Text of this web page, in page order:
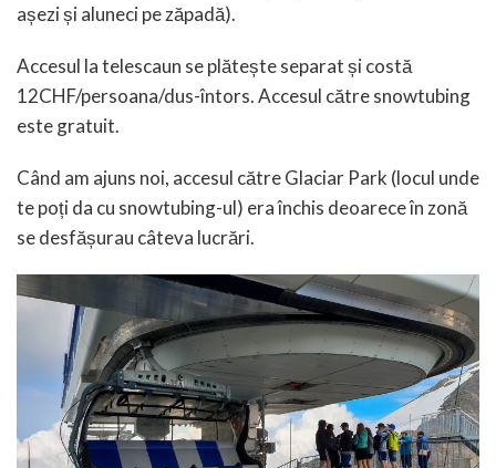
așezi și aluneci pe zăpadă).
Accesul la telescaun se plătește separat și costă
12CHF/persoana/dus-întors. Accesul către snowtubing
este gratuit.
Când am ajuns noi, accesul către Glaciar Park (locul unde
te poți da cu snowtubing-ul) era închis deoarece în zonă
se desfășurau câteva lucrări.